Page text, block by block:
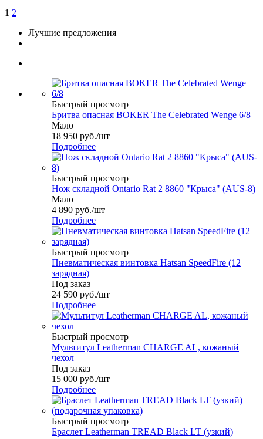
1 2
Лучшие предложения
Быстрый просмотр
Бритва опасная BOKER The Celebrated Wenge 6/8
Мало
18 950 руб./шт
Подробнее
Быстрый просмотр
Нож складной Ontario Rat 2 8860 "Крыса" (AUS-8)
Мало
4 890 руб./шт
Подробнее
Быстрый просмотр
Пневматическая винтовка Hatsan SpeedFire (12
зарядная)
Под заказ
24 590 руб./шт
Подробнее
Быстрый просмотр
Мультитул Leatherman CHARGE AL, кожаный
чехол
Под заказ
15 000 руб./шт
Подробнее
Быстрый просмотр
Браслет Leatherman TREAD Black LT (узкий)